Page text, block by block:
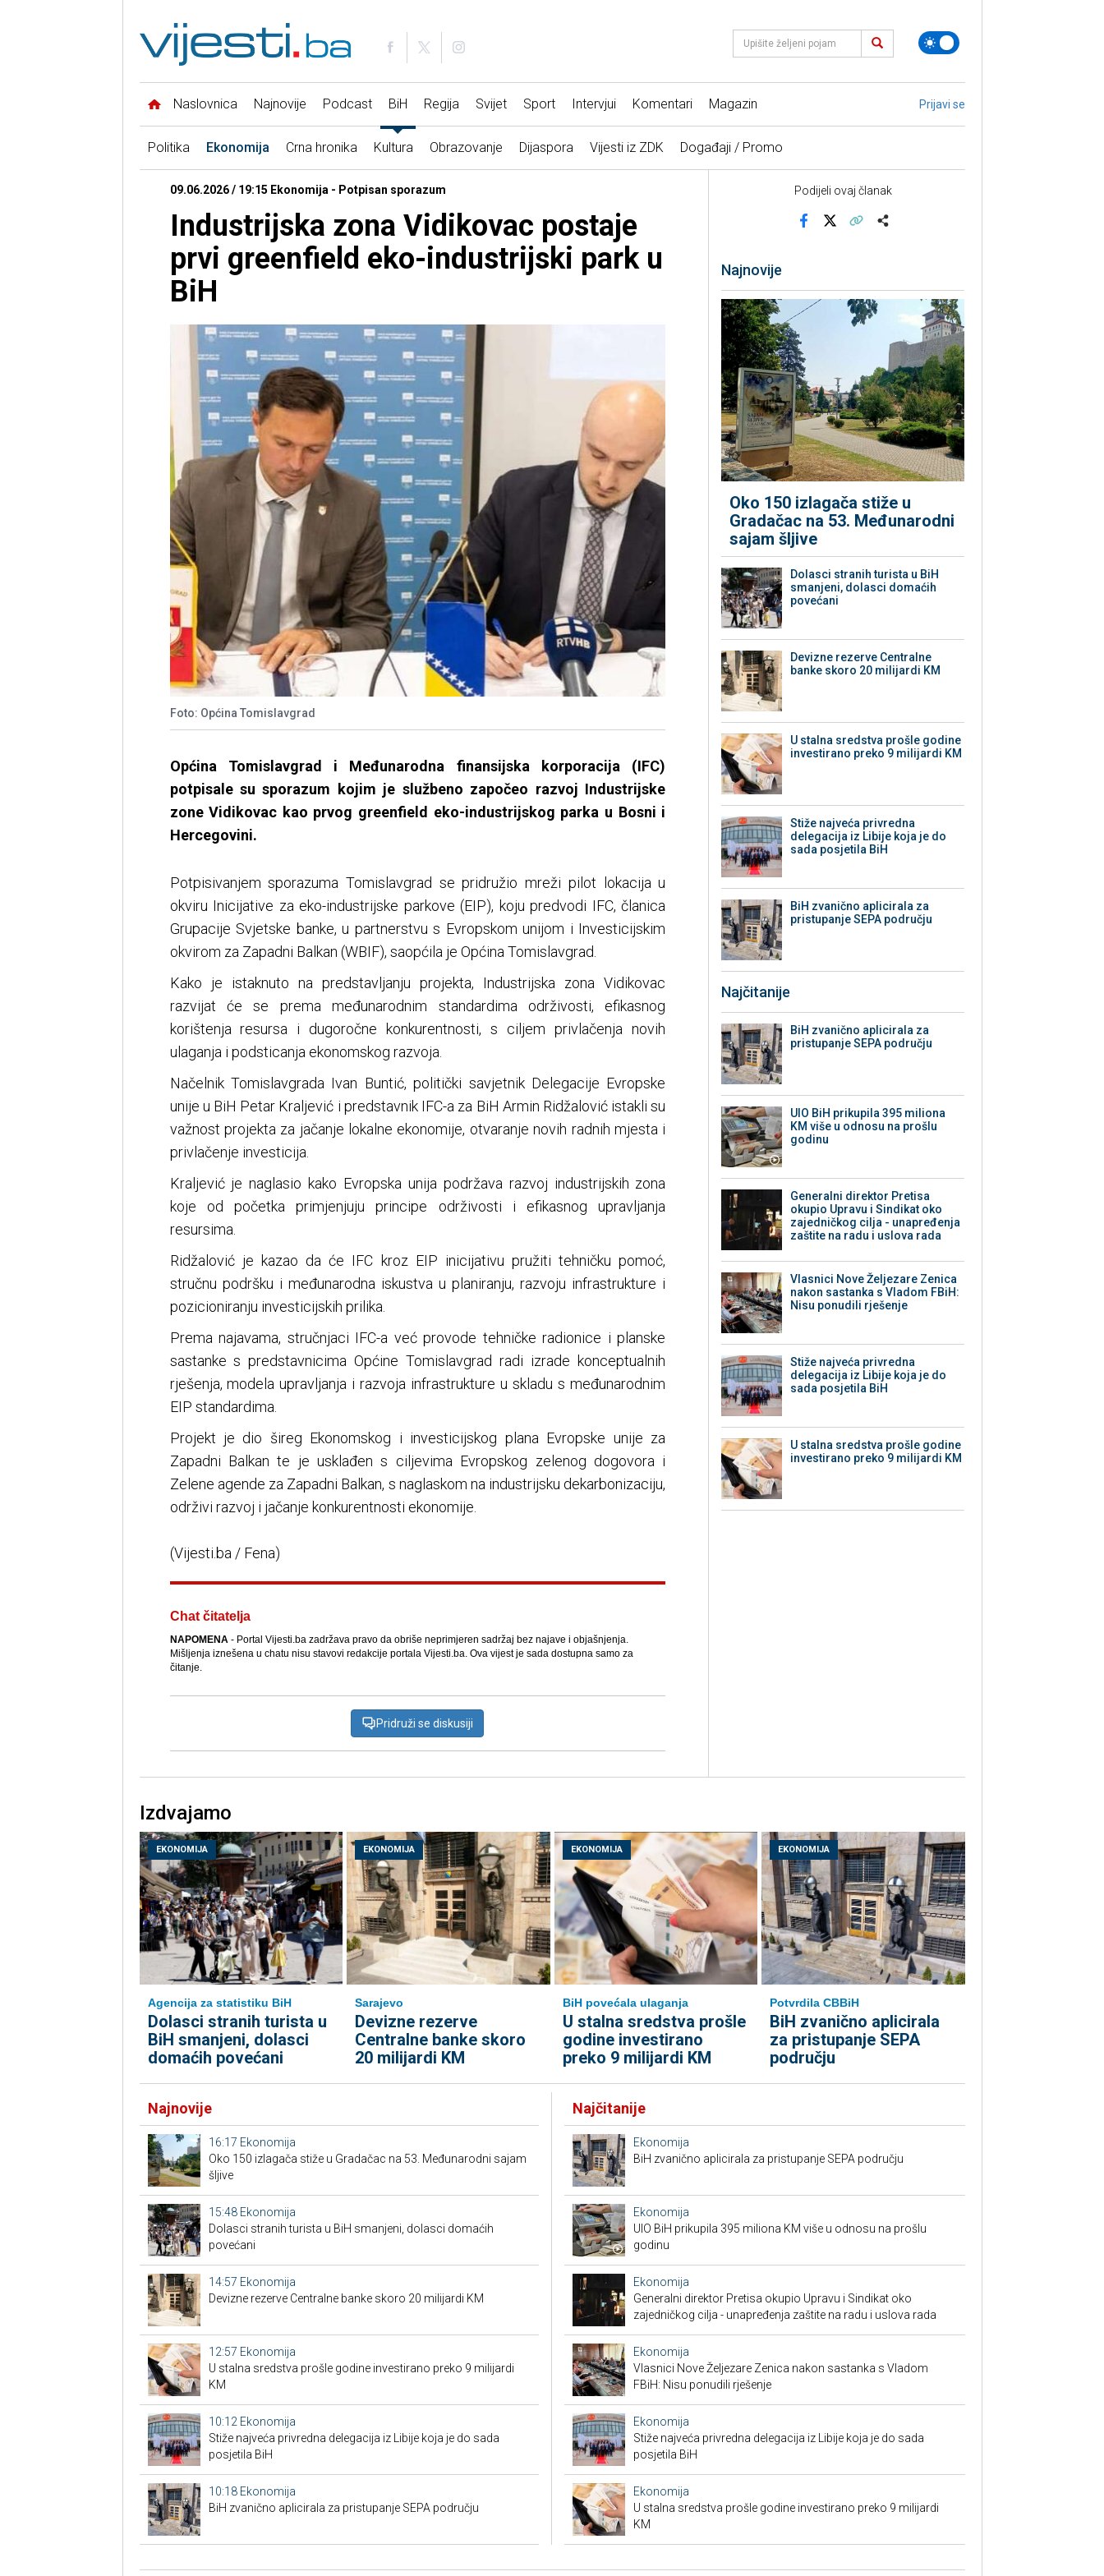
Naslovnica Najnovije Podcast BiH Regija Svijet Sport Intervjui Komentari Magazin Prijavi se
Politika Ekonomija Crna hronika Kultura Obrazovanje Dijaspora Vijesti iz ZDK Događaji / Promo
09.06.2026 / 19:15 Ekonomija - Potpisan sporazum
Industrijska zona Vidikovac postaje
prvi greenfield eko-industrijski park u
BiH
Foto: Općina Tomislavgrad
Općina Tomislavgrad i Međunarodna finansijska korporacija (IFC)
potpisale su sporazum kojim je službeno započeo razvoj Industrijske
zone Vidikovac kao prvog greenfield eko-industrijskog parka u Bosni i
Hercegovini.
Potpisivanjem sporazuma Tomislavgrad se pridružio mreži pilot lokacija u
okviru Inicijative za eko-industrijske parkove (EIP), koju predvodi IFC, članica
Grupacije Svjetske banke, u partnerstvu s Evropskom unijom i Investicijskim
okvirom za Zapadni Balkan (WBIF), saopćila je Općina Tomislavgrad.
Kako je istaknuto na predstavljanju projekta, Industrijska zona Vidikovac
razvijat će se prema međunarodnim standardima održivosti, efikasnog
korištenja resursa i dugoročne konkurentnosti, s ciljem privlačenja novih
ulaganja i podsticanja ekonomskog razvoja.
Načelnik Tomislavgrada Ivan Buntić, politički savjetnik Delegacije Evropske
unije u BiH Petar Kraljević i predstavnik IFC-a za BiH Armin Ridžalović istakli su
važnost projekta za jačanje lokalne ekonomije, otvaranje novih radnih mjesta i
privlačenje investicija.
Kraljević je naglasio kako Evropska unija podržava razvoj industrijskih zona
koje od početka primjenjuju principe održivosti i efikasnog upravljanja
resursima.
Ridžalović je kazao da će IFC kroz EIP inicijativu pružiti tehničku pomoć,
stručnu podršku i međunarodna iskustva u planiranju, razvoju infrastrukture i
pozicioniranju investicijskih prilika.
Prema najavama, stručnjaci IFC-a već provode tehničke radionice i planske
sastanke s predstavnicima Općine Tomislavgrad radi izrade konceptualnih
rješenja, modela upravljanja i razvoja infrastrukture u skladu s međunarodnim
EIP standardima.
Projekt je dio šireg Ekonomskog i investicijskog plana Evropske unije za
Zapadni Balkan te je usklađen s ciljevima Evropskog zelenog dogovora i
Zelene agende za Zapadni Balkan, s naglaskom na industrijsku dekarbonizaciju,
održivi razvoj i jačanje konkurentnosti ekonomije.
(Vijesti.ba / Fena)
Chat čitatelja
NAPOMENA- Portal Vijesti.ba zadržava pravo da obriše neprimjeren sadržaj bez najave i objašnjenja.
Mišljenja iznešena u chatu nisu stavovi redakcije portala Vijesti.ba. Ova vijest je sada dostupna samo za
čitanje.
Pridruži se diskusiji
Podijeli ovaj članak
Najnovije
Oko 150 izlagača stiže u
Gradačac na 53. Međunarodni
sajam šljive
Dolasci stranih turista u BiH
smanjeni, dolasci domaćih
povećani
Devizne rezerve Centralne
banke skoro 20 milijardi KM
U stalna sredstva prošle godine
investirano preko 9 milijardi KM
Stiže najveća privredna
delegacija iz Libije koja je do
sada posjetila BiH
BiH zvanično aplicirala za
pristupanje SEPA području
Najčitanije
BiH zvanično aplicirala za
pristupanje SEPA području
UIO BiH prikupila 395 miliona
KM više u odnosu na prošlu
godinu
Generalni direktor Pretisa
okupio Upravu i Sindikat oko
zajedničkog cilja - unapređenja
zaštite na radu i uslova rada
Vlasnici Nove Željezare Zenica
nakon sastanka s Vladom FBiH:
Nisu ponudili rješenje
Stiže najveća privredna
delegacija iz Libije koja je do
sada posjetila BiH
U stalna sredstva prošle godine
investirano preko 9 milijardi KM
Izdvajamo
EKONOMIJA
Agencija za statistiku BiH
Dolasci stranih turista u
BiH smanjeni, dolasci
domaćih povećani
EKONOMIJA
Sarajevo
Devizne rezerve
Centralne banke skoro
20 milijardi KM
EKONOMIJA
BiH povećala ulaganja
U stalna sredstva prošle
godine investirano
preko 9 milijardi KM
EKONOMIJA
Potvrdila CBBiH
BiH zvanično aplicirala
za pristupanje SEPA
području
Najnovije
16:17 Ekonomija
Oko 150 izlagača stiže u Gradačac na 53. Međunarodni sajam
šljive
15:48 Ekonomija
Dolasci stranih turista u BiH smanjeni, dolasci domaćih
povećani
14:57 Ekonomija
Devizne rezerve Centralne banke skoro 20 milijardi KM
12:57 Ekonomija
U stalna sredstva prošle godine investirano preko 9 milijardi
KM
10:12 Ekonomija
Stiže najveća privredna delegacija iz Libije koja je do sada
posjetila BiH
10:18 Ekonomija
BiH zvanično aplicirala za pristupanje SEPA području
Najčitanije
Ekonomija
BiH zvanično aplicirala za pristupanje SEPA području
Ekonomija
UIO BiH prikupila 395 miliona KM više u odnosu na prošlu
godinu
Ekonomija
Generalni direktor Pretisa okupio Upravu i Sindikat oko
zajedničkog cilja - unapređenja zaštite na radu i uslova rada
Ekonomija
Vlasnici Nove Željezare Zenica nakon sastanka s Vladom
FBiH: Nisu ponudili rješenje
Ekonomija
Stiže najveća privredna delegacija iz Libije koja je do sada
posjetila BiH
Ekonomija
U stalna sredstva prošle godine investirano preko 9 milijardi
KM